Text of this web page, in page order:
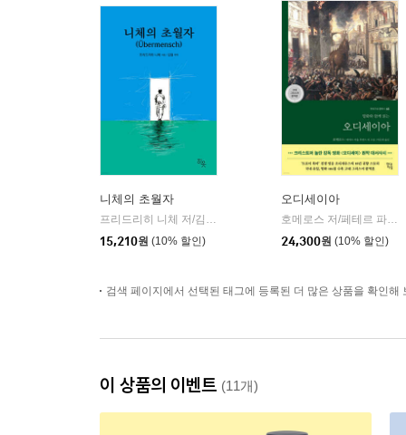
니체의 초월자
프리드리히 니체 저/김철 편역
15,210원 (10% 할인)
오디세이아
호메로스 저/페테르 파울 루벤스 그림/박문재 역
24,300원 (10% 할인)
검색 페이지에서 선택된 태그에 등록된 더 많은 상품을 확인해
이 상품의 이벤트 (11개)